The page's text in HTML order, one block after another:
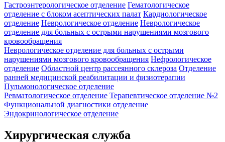
Гастроэнтерологическое отделение Гематологическое
отделение c блоком асептических палат Кардиологическое
отделение Неврологическое отделение Неврологическое
отделение для больных с острыми нарушениями мозгового
кровообращения
Неврологическое отделение для больных с острыми
нарушениями мозгового кровообращения Нефрологическое
отделение Областной центр рассеянного склероза Отделение
ранней медицинской реабилитации и физиотерапии
Пульмонологическое отделение
Ревматологическое отделение Терапевтическое отделение №2
Функциональной диагностики отделение
Эндокринологическое отделение
Хирургическая служба